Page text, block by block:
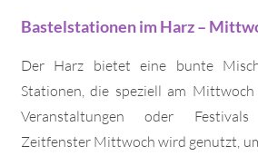
Bastelstationen im Harz –
Der Harz bietet eine bunte
Stationen, die speziell am Mittwoch
Veranstaltungen oder
Zeitfenster Mittwoch wird genutzt,